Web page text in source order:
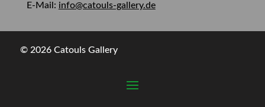
E-Mail: info@catouls-gallery.de
© 2026 Catouls Gallery